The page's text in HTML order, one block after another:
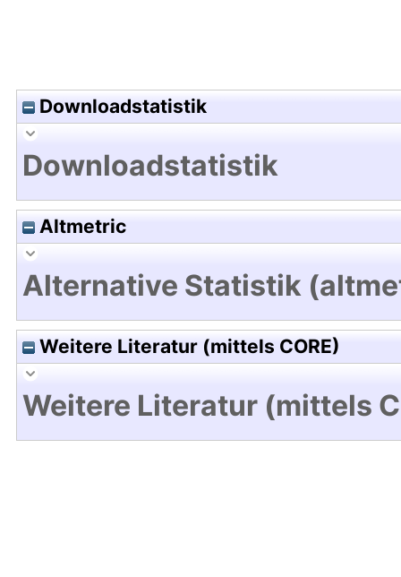
Downloadstatistik
Downloadstatistik
Altmetric
Alternative Statistik
Weitere Literatur (mittels CORE)
Weitere Literatur (mittels